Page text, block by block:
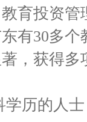
育投资
有30多
，获得多
学历的人士